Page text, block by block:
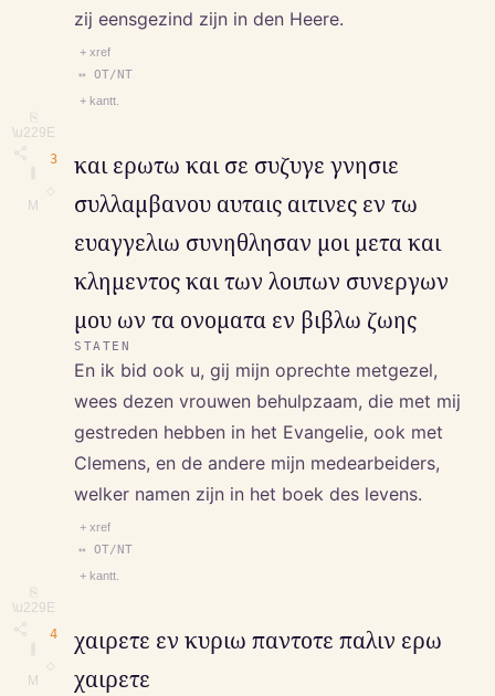
⎘
\u229E
M
zij eensgezind zijn in den Heere.
+ xref
↔ OT/NT
+ kantt.
3
⎘
\u229E
M
και ερωτω και σε συζυγε γνησιε
συλλαμβανου αυταις αιτινες εν τω
ευαγγελιω συνηθλησαν μοι μετα και
κλημεντος και των λοιπων συνεργων
μου ων τα ονοματα εν βιβλω ζωης
STATEN
En ik bid ook u, gij mijn oprechte metgezel,
wees dezen vrouwen behulpzaam, die met mij
gestreden hebben in het Evangelie, ook met
Clemens, en de andere mijn medearbeiders,
welker namen zijn in het boek des levens.
+ xref
↔ OT/NT
+ kantt.
4
χαιρετε εν κυριω παντοτε παλιν ερω
χαιρετε